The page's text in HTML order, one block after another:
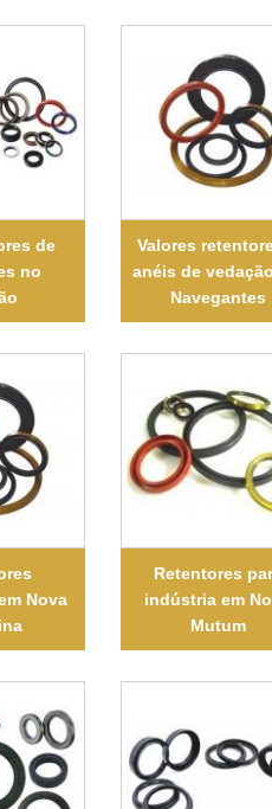
de
no
Valores
anéis de
Navegantes
Nova
Retentores
indústria em
Mutum